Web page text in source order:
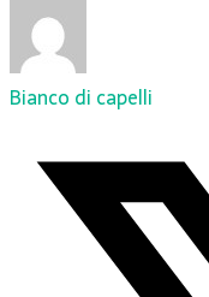
Bianco di capelli